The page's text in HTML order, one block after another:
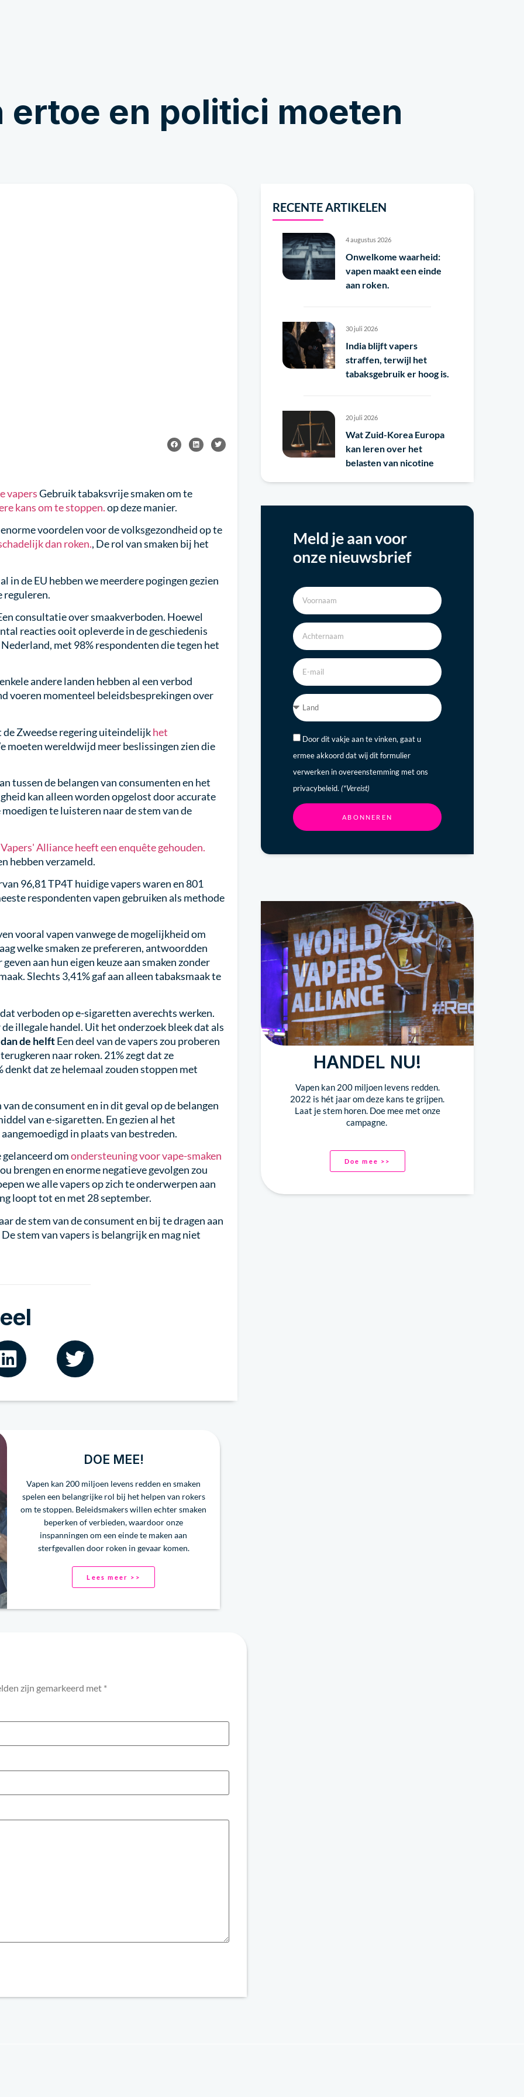
ertoe en politici moeten
vapersGebruik tabaksvrije smaken om te
kans om te stoppen.op deze manier.
voordelen voor de volksgezondheid op te
dan roken., De rol van smaken bij het
in de EU hebben we meerdere pogingen gezien
reguleren.
consultatie over smaakverboden. Hoewel
reacties ooit opleverde in de geschiedenis
met 98% respondenten die tegen het
andere landen hebben al een verbod
voeren momenteel beleidsbesprekingen over
de Zweedse regering uiteindelijkhet
moeten wereldwijd meer beslissingen zien die
tussen de belangen van consumenten en het
kan alleen worden opgelost door accurate
te luisteren naar de stem van de
Alliance heeft een enquête gehouden.
hebben verzameld.
96,81 TP4T huidige vapers waren en 801
respondenten vapen gebruiken als methode
vooral vapen vanwege de mogelijkheid om
welke smaken ze prefereren, antwoordden
aan hun eigen keuze aan smaken zonder
Slechts 3,41% gaf aan alleen tabaksmaak te
verboden op e-sigaretten averechts werken.
illegale handel. Uit het onderzoek bleek dat als
de helftEen deel van de vapers zou proberen
naar roken. 21% zegt dat ze
dat ze helemaal zouden stoppen met
de consument en in dit geval op de belangen
van e-sigaretten. En gezien al het
in plaats van bestreden.
omondersteuning voor vape-smaken
brengen en enorme negatieve gevolgen zou
we alle vapers op zich te onderwerpen aan
loopt tot en met 28 september.
de stem van de consument en bij te dragen aan
stem van vapers is belangrijk en mag niet
RECENTE ARTIKELEN
4 augustus 2026
Onwelkome waarheid:
vapen maakt een einde
aan roken.
30 juli 2026
India blijft vapers
straffen, terwijl het
tabaksgebruik er hoog is.
20 juli 2026
Wat Zuid-Korea Europa
kan leren over het
belasten van nicotine
Meld je aan voor
onze nieuwsbrief
Door dit vakje aan te vinken, gaat u
ermee akkoord dat wij dit formulier
verwerken in overeenstemming met ons
privacybeleid. (*Vereist)
ABONNEREN
HANDEL NU!
Vapen kan 200 miljoen levens redden.
2022 is hét jaar om deze kans te grijpen.
Laat je stem horen. Doe mee met onze
campagne.
Doe mee >>
DOE MEE!
Vapen kan 200 miljoen levens redden en smaken
spelen een belangrijke rol bij het helpen van rokers
om te stoppen. Beleidsmakers willen echter smaken
beperken of verbieden, waardoor onze
inspanningen om een einde te maken aan
sterfgevallen door roken in gevaar komen.
Lees meer >>
zijn gemarkeerd met *